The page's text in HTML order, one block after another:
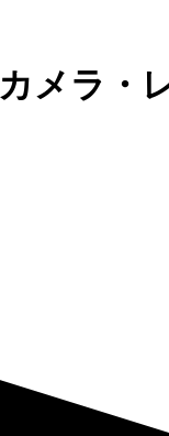
カメラ・